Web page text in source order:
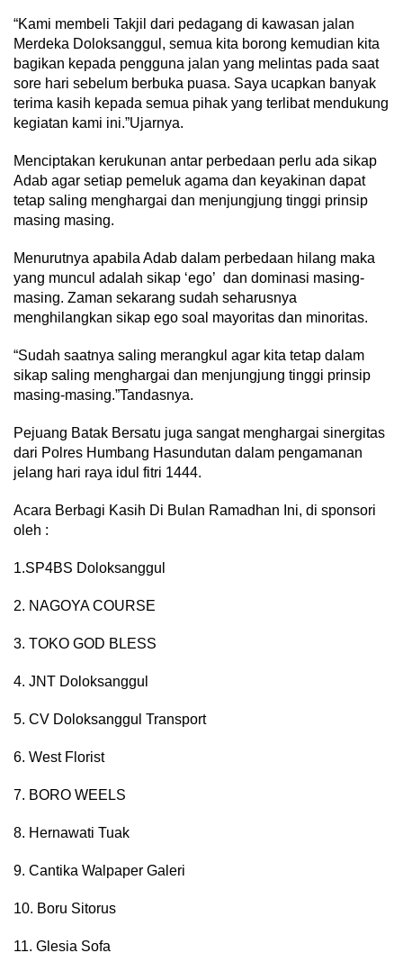
“Kami membeli Takjil dari pedagang di kawasan jalan
Merdeka Doloksanggul, semua kita borong kemudian kita
bagikan kepada pengguna jalan yang melintas pada saat
sore hari sebelum berbuka puasa. Saya ucapkan banyak
terima kasih kepada semua pihak yang terlibat mendukung
kegiatan kami ini.”Ujarnya.
Menciptakan kerukunan antar perbedaan perlu ada sikap
Adab agar setiap pemeluk agama dan keyakinan dapat
tetap saling menghargai dan menjungjung tinggi prinsip
masing masing.
Menurutnya apabila Adab dalam perbedaan hilang maka
yang muncul adalah sikap ‘ego’ dan dominasi masing-
masing. Zaman sekarang sudah seharusnya
menghilangkan sikap ego soal mayoritas dan minoritas.
“Sudah saatnya saling merangkul agar kita tetap dalam
sikap saling menghargai dan menjungjung tinggi prinsip
masing-masing.”Tandasnya.
Pejuang Batak Bersatu juga sangat menghargai sinergitas
dari Polres Humbang Hasundutan dalam pengamanan
jelang hari raya idul fitri 1444.
Acara Berbagi Kasih Di Bulan Ramadhan Ini, di sponsori
oleh :
1.SP4BS Doloksanggul
2. NAGOYA COURSE
3. TOKO GOD BLESS
4. JNT Doloksanggul
5. CV Doloksanggul Transport
6. West Florist
7. BORO WEELS
8. Hernawati Tuak
9. Cantika Walpaper Galeri
10. Boru Sitorus
11. Glesia Sofa